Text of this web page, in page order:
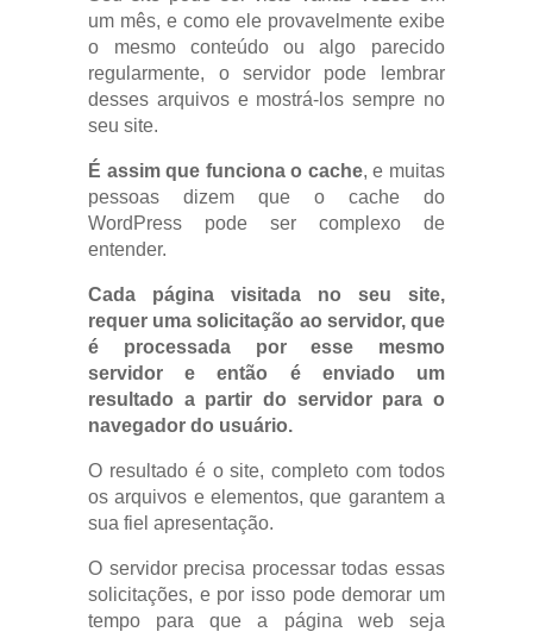
um mês, e como ele provavelmente exibe
o mesmo conteúdo ou algo parecido
regularmente, o servidor pode lembrar
desses arquivos e mostrá-los sempre no
seu site.
É assim que funciona o cache, e muitas
pessoas dizem que o cache do
WordPress pode ser complexo de
entender.
Cada página visitada no seu site,
requer uma solicitação ao servidor, que
é processada por esse mesmo
servidor e então é enviado um
resultado a partir do servidor para o
navegador do usuário.
O resultado é o site, completo com todos
os arquivos e elementos, que garantem a
sua fiel apresentação.
O servidor precisa processar todas essas
solicitações, e por isso pode demorar um
tempo para que a página web seja